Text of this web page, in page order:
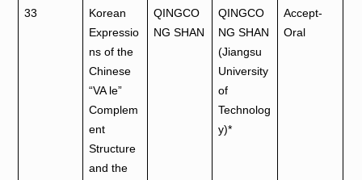
33
Korean
Expressio
ns of the
Chinese
“VA le”
Complem
ent
Structure
and the
QINGCO
NG SHAN
QINGCO
NG SHAN
(Jiangsu
University
of
Technolog
y)*
Accept-
Oral